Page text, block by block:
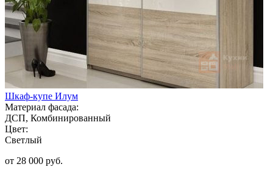
Шкаф-купе Илум
Материал фасада:
ДСП, Комбинированный
Цвет:
Светлый
от 28 000 руб.